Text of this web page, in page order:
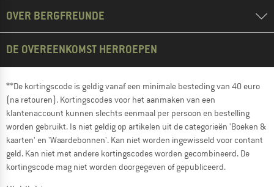
OVER BERGFREUNDE
DE OVEREENKOMST HERROEPEN
**De kortingscode is geldig vanaf een minimale besteding van 40 euro
(na retouren). Kortingscodes voor het aanmaken van een
klantenaccount kunnen slechts eenmaal per persoon en bestelling
worden gebruikt. Is niet geldig op artikelen uit de categorieën 'Boeken &
kaarten' en 'Waardebonnen'. Kan niet worden ingewisseld voor contant
geld. Kan niet met andere kortingscodes worden gecombineerd. De
kortingscode mag niet worden doorgegeven of gepubliceerd.